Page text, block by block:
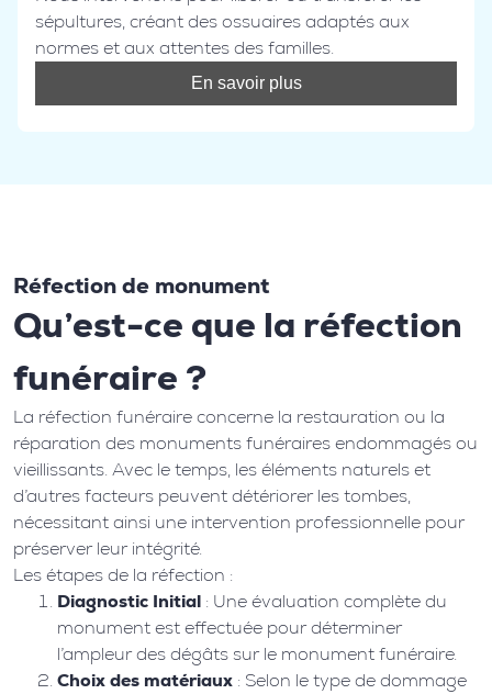
sépultures, créant des ossuaires adaptés aux
normes et aux attentes des familles.
En savoir plus
Réfection de monument
Qu’est-ce que la réfection
funéraire ?
La réfection funéraire concerne la restauration ou la
réparation des monuments funéraires endommagés ou
vieillissants. Avec le temps, les éléments naturels et
d’autres facteurs peuvent détériorer les tombes,
nécessitant ainsi une intervention professionnelle pour
préserver leur intégrité.
Les étapes de la réfection :
Diagnostic Initial : Une évaluation complète du
monument est effectuée pour déterminer
l’ampleur des dégâts sur le monument funéraire.
Choix des matériaux : Selon le type de dommage